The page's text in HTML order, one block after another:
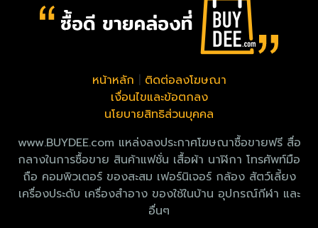
หน้าหลัก
ติดต่อลงโฆษณา
เงื่อนไขและข้อตกลง
นโยบายสิทธิส่วนบุคคล
www.BUYDEE.com แหล่งลงประกาศโฆษณาซื้อขายฟรี สื่อ
กลางในการซื้อขาย สินค้าแฟชั่น เสื้อผ้า นาฬิกา โทรศัพท์มือ
ถือ คอมพิวเตอร์ ของสะสม เฟอร์นิเจอร์ กล้อง สัตว์เลี้ยง
เครื่องประดับ เครื่องสำอาง ของใช้ในบ้าน อุปกรณ์กีฬา และ
อื่นๆ